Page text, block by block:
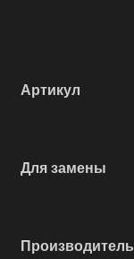
Артикул
Для замены
Производитель